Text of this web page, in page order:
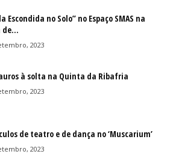
Escondida no Solo” no Espaço SMAS na
de...
2023
à solta na Quinta da Ribafria
2023
de teatro e de dança no ‘Muscarium’
2023